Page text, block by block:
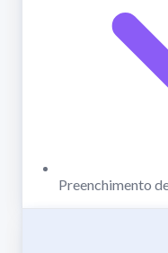
Preenchimento